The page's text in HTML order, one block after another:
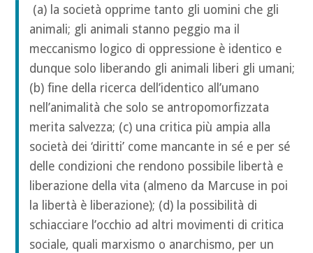
(a) la società opprime tanto gli uomini che gli
animali; gli animali stanno peggio ma il
meccanismo logico di oppressione è identico e
dunque solo liberando gli animali liberi gli umani;
(b) fine della ricerca dell’identico all’umano
nell’animalità che solo se antropomorfizzata
merita salvezza; (c) una critica più ampia alla
società dei ‘diritti’ come mancante in sé e per sé
delle condizioni che rendono possibile libertà e
liberazione della vita (almeno da Marcuse in poi
la libertà è liberazione); (d) la possibilità di
schiacciare l’occhio ad altri movimenti di critica
sociale, quali marxismo o anarchismo, per un